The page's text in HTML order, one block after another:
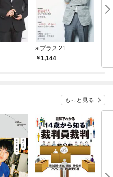
atプラス 21
1,144
atプ
もっと見る